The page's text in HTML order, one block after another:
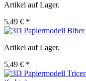
Artikel auf Lager.
5,49 € *
Artikel auf Lager.
5,49 € *